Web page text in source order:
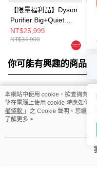
【限量福利品】Dyson
Purifier Big+Quiet 強
效極淨甲醛偵測空氣清
淨機 普魯士藍及金色
NT$25,999
NT$34,900
你可能有興趣的商品
熱門標籤
本網站中使用 cookie，欲查詢有關
望在電腦上使用 cookie 時應如何
權條款 」之 Cookie 聲明。您繼續
用條款之 Cookie 聲明使用 cookie。
了解更多 >